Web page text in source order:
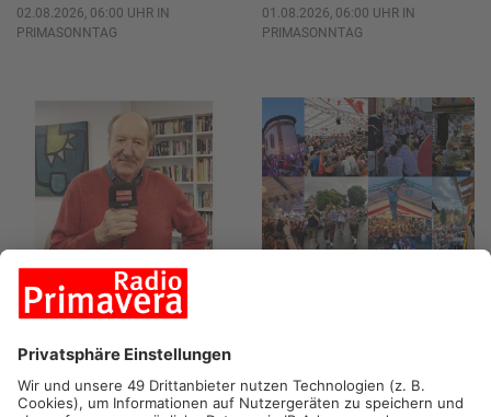
02.08.2026, 06:00 UHR IN
PRIMASONNTAG
01.08.2026, 06:00 UHR IN
PRIMASONNTAG
„Der Job meines Lebens“
PRIMASONNTAG